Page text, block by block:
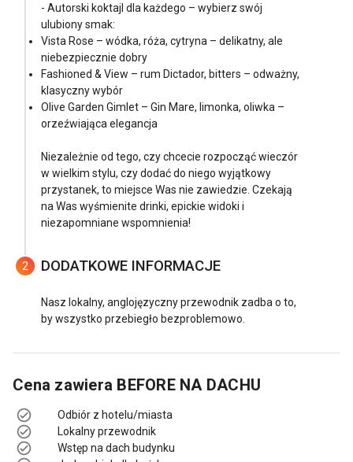
- Autorski koktajl dla każdego – wybierz swój
ulubiony smak:
Vista Rose – wódka, róża, cytryna – delikatny, ale
niebezpiecznie dobry
Fashioned & View – rum Dictador, bitters – odważny,
klasyczny wybór
Olive Garden Gimlet – Gin Mare, limonka, oliwka –
orzeźwiająca elegancja
Niezależnie od tego, czy chcecie rozpocząć wieczór
w wielkim stylu, czy dodać do niego wyjątkowy
przystanek, to miejsce Was nie zawiedzie. Czekają
na Was wyśmienite drinki, epickie widoki i
niezapomniane wspomnienia!
2 DODATKOWE INFORMACJE
Nasz lokalny, anglojęzyczny przewodnik zadba o to,
by wszystko przebiegło bezproblemowo.
Cena zawiera BEFORE NA DACHU
Odbiór z hotelu/miasta
Lokalny przewodnik
Wstęp na dach budynku